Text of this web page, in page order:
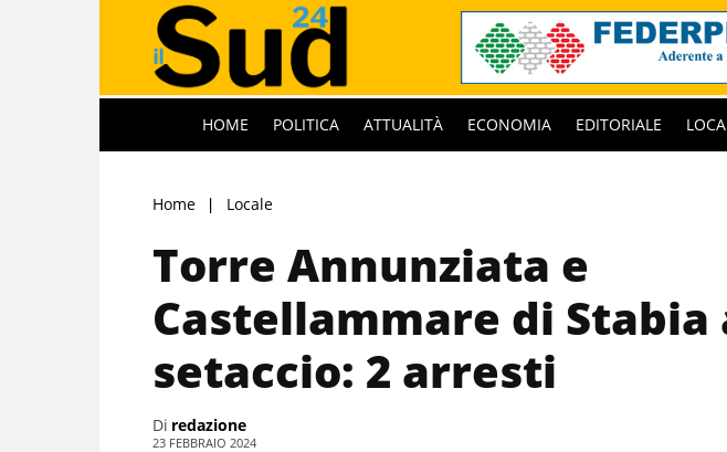
HOME POLITICA ATTUALITÀ ECONOMIA EDITORIALE
Home Locale
Torre Annunziata e
Castellammare di Stabia
setaccio: 2 arresti
Di redazione
23 FEBBRAIO 2024